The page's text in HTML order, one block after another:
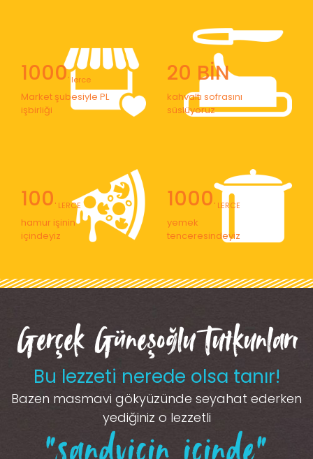
1000' lerce
Market şubesiyle PL
işbirliği
20 BİN
kahvaltı sofrasını
süslüyoruz
100' LERCE
hamur işinin
içindeyiz
1000' LERCE
yemek
tenceresindeyiz
Gerçek Güneşoğlu Tutkunları
Bu lezzeti nerede olsa tanır!
Bazen masmavi gökyüzünde seyahat ederken
yediğiniz o lezzetli